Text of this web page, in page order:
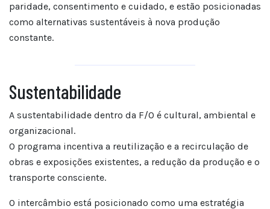
paridade, consentimento e cuidado, e estão posicionadas
como alternativas sustentáveis à nova produção
constante.
Sustentabilidade
A sustentabilidade dentro da F/O é cultural, ambiental e
organizacional.
O programa incentiva a reutilização e a recirculação de
obras e exposições existentes, a redução da produção e o
transporte consciente.
O intercâmbio está posicionado como uma estratégia